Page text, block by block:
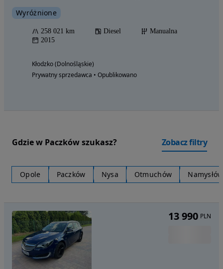
Wyróżnione
258 021 km Diesel
Manualna
2015
Kłodzko (Dolnośląskie)
Prywatny sprzedawca • Opublikowano
Gdzie w Paczków szukasz? Zobacz filtry
Opole Paczków Nysa Otmuchów Namysłów
13 990 PLN